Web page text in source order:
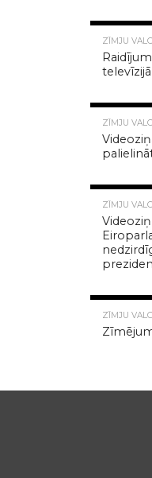
ZĪMJU
televīzijā
ZĪMJU
ZĪMJU
ZĪMJU